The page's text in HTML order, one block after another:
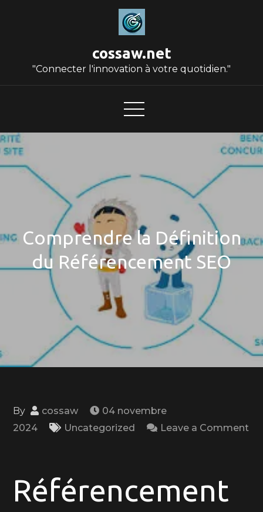
cossaw.net
"Connecter l'innovation à votre quotidien."
Comprendre la Définition
du Référencement SEO
By cossaw
04 novembre
2024
Uncategorized
Leave a Comment
Définition
Référencement